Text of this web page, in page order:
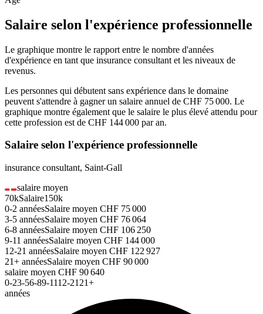
Salaire selon l'expérience professionnelle
Le graphique montre le rapport entre le nombre d'années
d'expérience en tant que insurance consultant et les niveaux de
revenus.
Les personnes qui débutent sans expérience dans le domaine
peuvent s'attendre à gagner un salaire annuel de CHF 75 000. Le
graphique montre également que le salaire le plus élevé attendu pour
cette profession est de CHF 144 000 par an.
Salaire selon l'expérience professionnelle
insurance consultant, Saint-Gall
salaire moyen
70kSalaire150k
0-2 annéesSalaire moyen CHF 75 000
3-5 annéesSalaire moyen CHF 76 064
6-8 annéesSalaire moyen CHF 106 250
9-11 annéesSalaire moyen CHF 144 000
12-21 annéesSalaire moyen CHF 122 927
21+ annéesSalaire moyen CHF 90 000
salaire moyen CHF 90 640
0-23-56-89-1112-21 21+
années